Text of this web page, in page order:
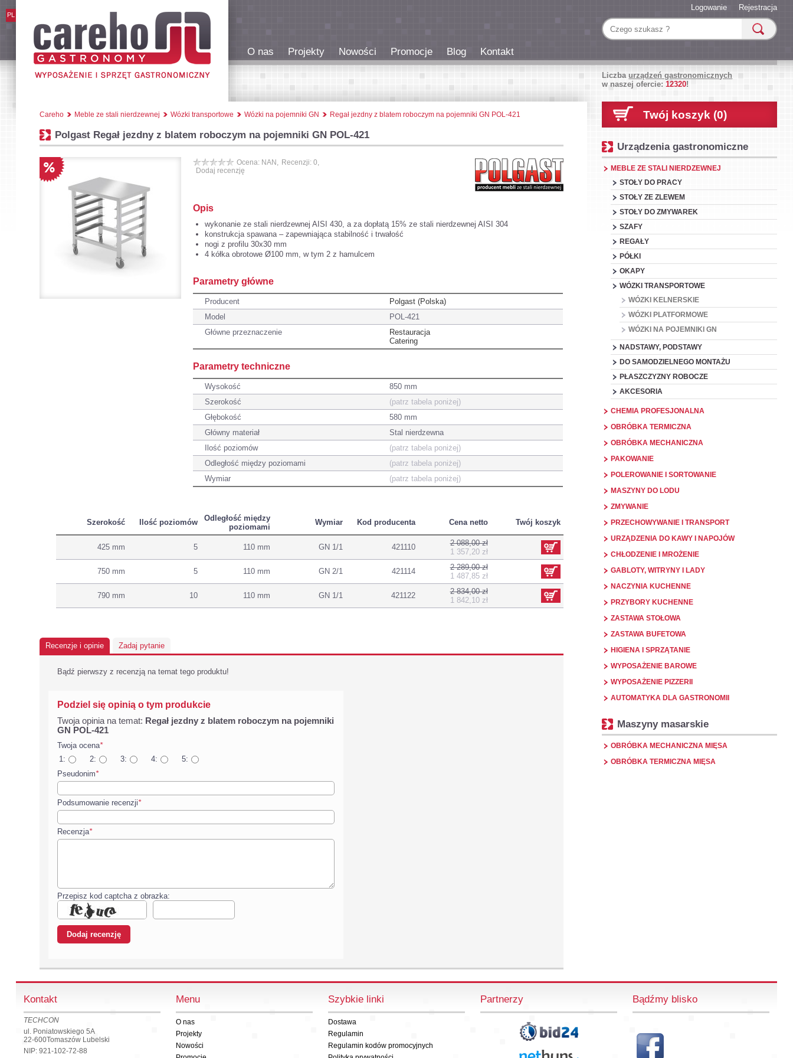
PL
Rejestracja
Logowanie
O nas Projekty Nowości Promocje Blog Kontakt
Liczbaurządzeń gastronomicznych
w naszej ofercie:12320!
Careho Meble ze stali nierdzewnej Wózki transportowe Wózki na pojemniki GN Regał jezdny z blatem roboczym na pojemniki GN POL-421
Polgast Regał jezdny z blatem roboczym na pojemniki GN POL-421
Ocena: NAN, Recenzji: 0,
Dodaj recenzję
Opis
wykonanie ze stali nierdzewnej AISI 430, a za dopłatą 15% ze stali nierdzewnej AISI 304
konstrukcja spawana – zapewniająca stabilność i trwałość
nogi z profilu 30x30 mm
4 kółka obrotowe Ø100 mm, w tym 2 z hamulcem
Parametry główne
Producent
Polgast (Polska)
Model
POL-421
Główne przeznaczenie
Restauracja
Catering
Parametry techniczne
Wysokość
850 mm
Szerokość
(patrz tabela poniżej)
Głębokość
580 mm
Główny materiał
Stal nierdzewna
Ilość poziomów
(patrz tabela poniżej)
Odległość między poziomami
(patrz tabela poniżej)
Wymiar
(patrz tabela poniżej)
Szerokość Ilość poziomów
Odległość między
poziomami
Wymiar Kod producenta Cena netto Twój koszyk
425 mm 5 110 mm GN 1/1 421110
2 088,00 zł
1 357,20 zł
750 mm 5 110 mm GN 2/1 421114
2 289,00 zł
1 487,85 zł
790 mm 10 110 mm GN 1/1 421122
2 834,00 zł
1 842,10 zł
Recenzje i opinie Zadaj pytanie
Bądź pierwszy z recenzją na temat tego produktu!
Podziel się opinią o tym produkcie
Twoja opinia na temat: Regał jezdny z blatem roboczym na pojemniki
GN POL-421
Twoja ocena*
1:
2: 3: 4:
5:
Pseudonim*
Podsumowanie recenzji*
Recenzja*
Przepisz kod captcha z obrazka:
Twój koszyk (0)
Urządzenia gastronomiczne
MEBLE ZE STALI NIERDZEWNEJ
STOŁY DO PRACY
STOŁY ZE ZLEWEM
STOŁY DO ZMYWAREK
SZAFY
REGAŁY
PÓŁKI
OKAPY
WÓZKI TRANSPORTOWE
WÓZKI KELNERSKIE
WÓZKI PLATFORMOWE
WÓZKI NA POJEMNIKI GN
NADSTAWY, PODSTAWY
DO SAMODZIELNEGO MONTAŻU
PŁASZCZYZNY ROBOCZE
AKCESORIA
CHEMIA PROFESJONALNA
OBRÓBKA TERMICZNA
OBRÓBKA MECHANICZNA
PAKOWANIE
POLEROWANIE I SORTOWANIE
MASZYNY DO LODU
ZMYWANIE
PRZECHOWYWANIE I TRANSPORT
URZĄDZENIA DO KAWY I NAPOJÓW
CHŁODZENIE I MROŻENIE
GABLOTY, WITRYNY I LADY
NACZYNIA KUCHENNE
PRZYBORY KUCHENNE
ZASTAWA STOŁOWA
ZASTAWA BUFETOWA
HIGIENA I SPRZĄTANIE
WYPOSAŻENIE BAROWE
WYPOSAŻENIE PIZZERII
AUTOMATYKA DLA GASTRONOMII
Maszyny masarskie
OBRÓBKA MECHANICZNA MIĘSA
OBRÓBKA TERMICZNA MIĘSA
Kontakt
TECHCON
ul. Poniatowskiego 5A
22-600Tomaszów Lubelski
NIP: 921-102-72-88
Menu
O nas
Projekty
Nowości
Szybkie linki
Dostawa
Regulamin
Regulamin kodów promocyjnych
Partnerzy Bądźmy blisko